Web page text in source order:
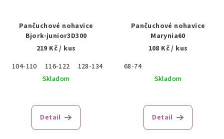
Pančuchové nohavice
Bjork-junior3D300
219 Kč/ kus
104-110
116-122 128-134 140-146
Skladom
Detail
Pančuchové nohavice
Marynia60
108 Kč/ kus
68-74
Skladom
Detail